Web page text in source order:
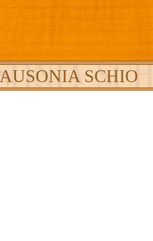
AUSONIA SCHIO